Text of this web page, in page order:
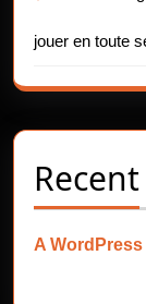
jouer en toute
A